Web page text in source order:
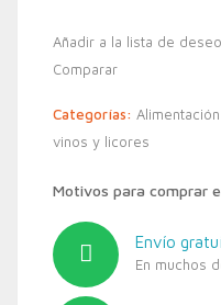
Añadir a la lista de
Comparar
Categorías:
vinos y licores
Motivos para comprar
Envío
En muchos